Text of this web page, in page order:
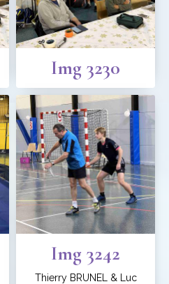
Img 3230
Img 3242
Thierry BRUNEL & Luc